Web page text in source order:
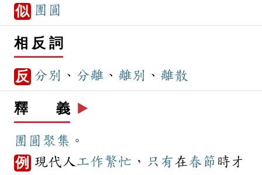
似 團圓
相 反 詞
反 分別 、 分離 、 離別 、 離散
釋 義 ▶️
團圓 聚集 。
例 現代人工作繁忙 ， 只有在春節 時才